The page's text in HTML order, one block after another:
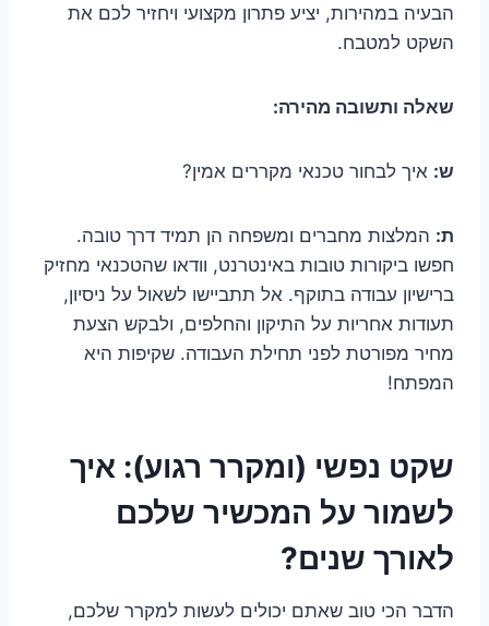
הבעיה במהירות, יציע פתרון מקצועי ויחזיר לכם את
השקט למטבח.
שאלה ותשובה מהירה:
ש: איך לבחור טכנאי מקררים אמין?
ת: המלצות מחברים ומשפחה הן תמיד דרך טובה.
חפשו ביקורות טובות באינטרנט, וודאו שהטכנאי מחזיק
ברישיון עבודה בתוקף. אל תתביישו לשאול על ניסיון,
תעודות אחריות על התיקון והחלפים, ולבקש הצעת
מחיר מפורטת לפני תחילת העבודה. שקיפות היא
המפתח!
שקט נפשי (ומקרר רגוע): איך
לשמור על המכשיר שלכם
לאורך שנים?
הדבר הכי טוב שאתם יכולים לעשות למקרר שלכם,